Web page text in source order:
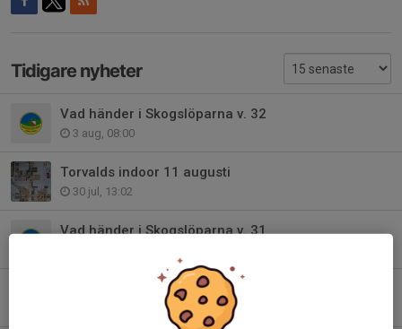
Tidigare nyheter
Vad händer i Skogslöparna v. 32
3 aug, 08:00
Torvalds indoor 11 augusti
30 jul, 13:02
Vad händer i Skogslöparna v. 31
Klubbritardagen genomförd ✔️